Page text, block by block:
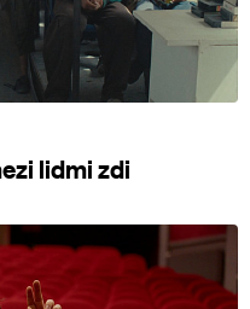
lidmi zdi